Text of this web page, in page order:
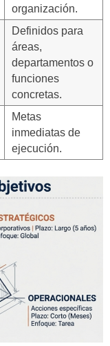
organización.
Definidos para
áreas,
departamentos o
funciones
concretas.
Metas
inmediatas de
ejecución.